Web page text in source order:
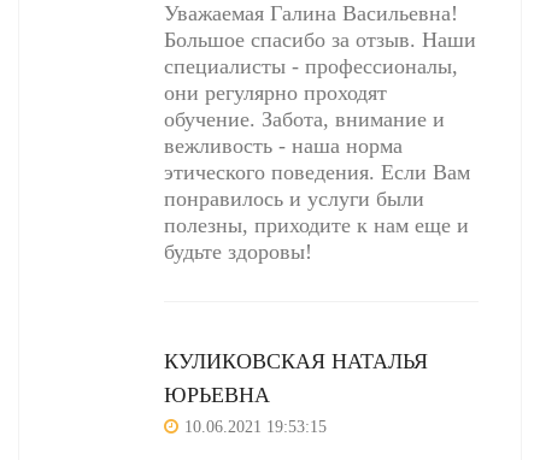
Уважаемая Галина Васильевна!
Большое спасибо за отзыв. Наши
специалисты - профессионалы,
они регулярно проходят
обучение. Забота, внимание и
вежливость - наша норма
этического поведения. Если Вам
понравилось и услуги были
полезны, приходите к нам еще и
будьте здоровы!
КУЛИКОВСКАЯ НАТАЛЬЯ
ЮРЬЕВНА
10.06.2021 19:53:15